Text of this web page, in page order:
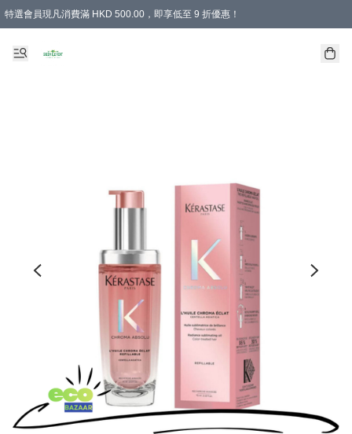
特選會員現凡消費滿 HKD 500.00，即享低至 9 折優惠！